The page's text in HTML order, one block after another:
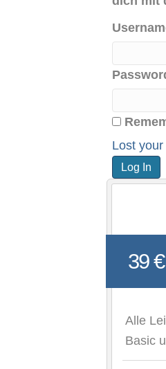
Lost
39 €
Alle
Basic